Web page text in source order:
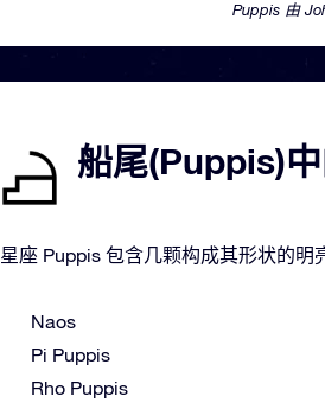
Puppis 由
船尾(Puppis)
星座 Puppis 包含几颗构成其形状的明
Naos
Pi Puppis
Rho Puppis